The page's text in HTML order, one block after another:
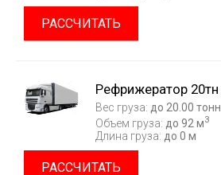
РАССЧИТАТЬ
Рефрижератор 20тн
Вес груза: до 20.00 тонн
Объем груза: до 92 м3
Длина груза: до 0 м
РАССЧИТАТЬ